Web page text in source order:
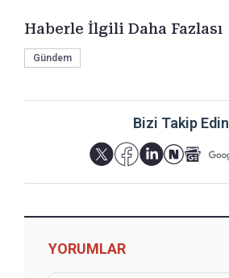
Haberle İlgili Daha Fazlası
Gündem
Bizi Takip Edin
YORUMLAR